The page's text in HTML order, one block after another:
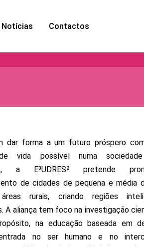
Notícias Contactos
dar forma a um futuro próspero
vida possível numa sociedade
a E³UDRES² pretende
de cidades de pequena e média
rurais, criando regiões
A aliança tem foco na investigação
na educação baseada em
no ser humano e no